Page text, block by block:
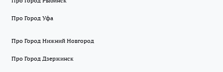
Про Город Уфа
Про Город Нижний Новгород
Про Город Дзержинск